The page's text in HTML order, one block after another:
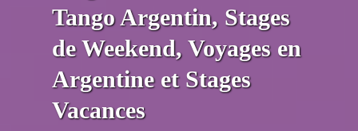
Tango Argentin, Stages
de Weekend, Voyages en
Argentine et Stages
Vacances